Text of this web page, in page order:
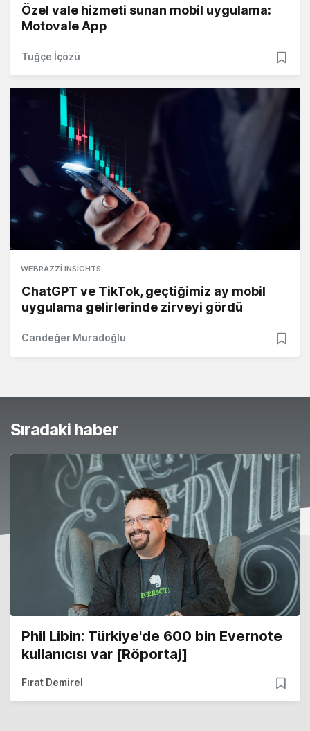
Özel vale hizmeti sunan mobil uygulama:
Motovale App
Tuğçe İçözü
WEBRAZZI INSIGHTS
ChatGPT ve TikTok, geçtiğimiz ay mobil
uygulama gelirlerinde zirveyi gördü
Candeğer Muradoğlu
Sıradaki haber
Phil Libin: Türkiye'de 600 bin Evernote
kullanıcısı var [Röportaj]
Fırat Demirel